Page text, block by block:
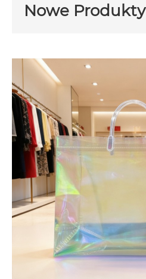
Nowe Produkty